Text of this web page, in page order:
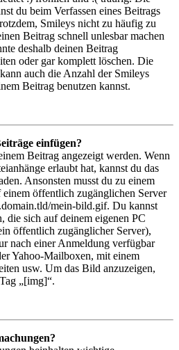
du beim Verfassen eines Beitrags
Smileys nicht zu häufig zu
Beitrag schnell unlesbar machen
deshalb deinen Beitrag
oder gar komplett löschen. Die
auch die Anzahl der Smileys
Beitrag benutzen kannst.
einfügen?
Beitrag angezeigt werden. Wenn
erlaubt hat, kannst du das
Ansonsten musst du zu einem
öffentlich zugänglichen Server
mein-bild.gif. Du kannst
die sich auf deinem eigenen PC
öffentlich zugänglicher Server),
nach einer Anmeldung verfügbar
Yahoo-Mailboxen, mit einem
usw. Um das Bild anzuzeigen,
„[img]“.